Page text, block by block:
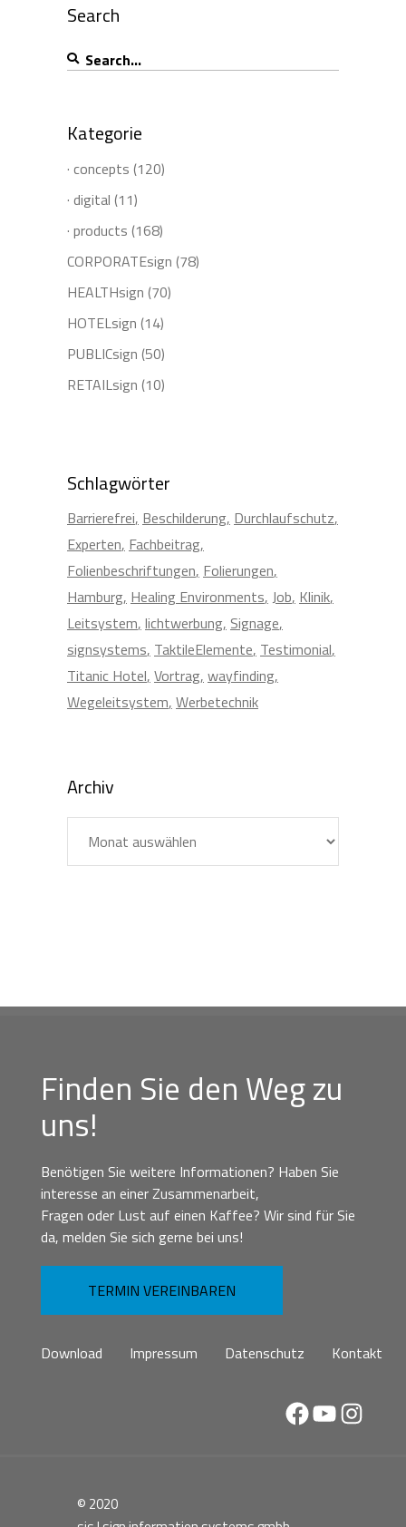
Search
Search
for:
Kategorie
· concepts (120)
· digital (11)
· products (168)
CORPORATEsign (78)
HEALTHsign (70)
HOTELsign (14)
PUBLICsign (50)
RETAILsign (10)
Schlagwörter
Barrierefrei Beschilderung Durchlaufschutz
Experten Fachbeitrag
Folienbeschriftungen Folierungen
Hamburg Healing Environments Job Klinik
Leitsystem lichtwerbung Signage
signsystems TaktileElemente Testimonial
Titanic Hotel Vortrag wayfinding
Wegeleitsystem Werbetechnik
Archiv
Finden Sie den Weg zu
uns!
Benötigen Sie weitere Informationen? Haben Sie
interesse an einer Zusammenarbeit,
Fragen oder Lust auf einen Kaffee? Wir sind für Sie
da, melden Sie sich gerne bei uns!
TERMIN VEREINBAREN
Download Impressum Datenschutz Kontakt
Facebook
YouTube
© 2020